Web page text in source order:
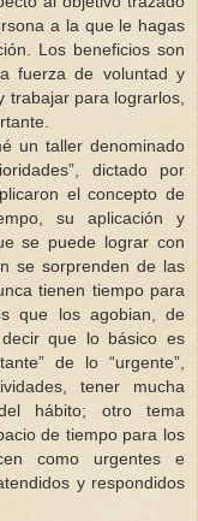
a la que le hagas
Los beneficios son
fuerza de voluntad y
trabajar para lograrlos,
un taller denominado
dictado por
el concepto de
su aplicación y
se puede lograr con
se sorprenden de las
tienen tiempo para
que los agobian, de
que lo básico es
de lo “urgente”,
tener mucha
hábito; otro tema
de tiempo para los
como urgentes e
y respondidos